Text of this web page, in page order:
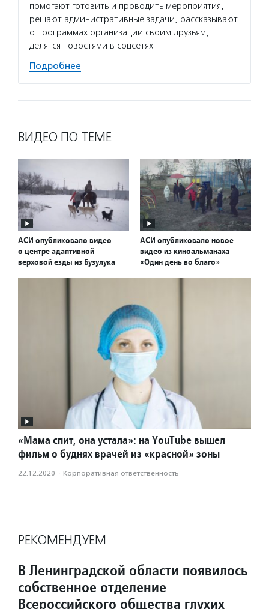
помогают готовить и проводить мероприятия,
решают административные задачи, рассказывают
о программах организации своим друзьям,
делятся новостями в соцсетях.
Подробнее
ВИДЕО ПО ТЕМЕ
АСИ опубликовало видео
о центре адаптивной
верховой езды из Бузулука
АСИ опубликовало новое
видео из киноальманаха
«Один день во благо»
«Мама спит, она устала»: на YouTube вышел
фильм о буднях врачей из «красной» зоны
22.12.2020 · Корпоративная ответственность
РЕКОМЕНДУЕМ
В Ленинградской области появилось
собственное отделение
Всероссийского общества глухих